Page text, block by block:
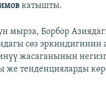
катышты.
мырза, Борбор
сөз эркиндигинин
жасаганынын
тенденцияларды